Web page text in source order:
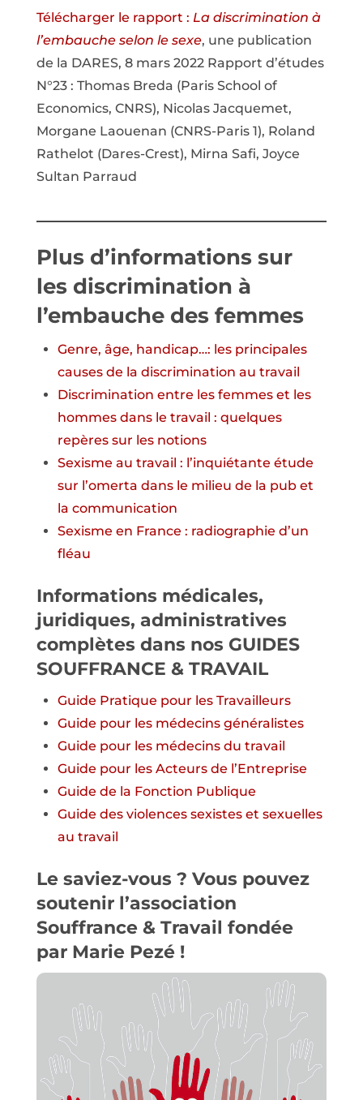
Télécharger le rapport : La discrimination à
l’embauche selon le sexe, une publication
de la DARES, 8 mars 2022 Rapport d’études
N°23 : Thomas Breda (Paris School of
Economics, CNRS), Nicolas Jacquemet,
Morgane Laouenan (CNRS-Paris 1), Roland
Rathelot (Dares-Crest), Mirna Safi, Joyce
Sultan Parraud
Plus d’informations sur
les discrimination à
l’embauche des femmes
Genre, âge, handicap…: les principales
causes de la discrimination au travail
Discrimination entre les femmes et les
hommes dans le travail : quelques
repères sur les notions
Sexisme au travail : l’inquiétante étude
sur l’omerta dans le milieu de la pub et
la communication
Sexisme en France : radiographie d’un
fléau
Informations médicales,
juridiques, administratives
complètes dans nos GUIDES
SOUFFRANCE & TRAVAIL
Guide Pratique pour les Travailleurs
Guide pour les médecins généralistes
Guide pour les médecins du travail
Guide pour les Acteurs de l’Entreprise
Guide de la Fonction Publique
Guide des violences sexistes et sexuelles
au travail
Le saviez-vous ? Vous pouvez
soutenir l’association
Souffrance & Travail fondée
par Marie Pezé !